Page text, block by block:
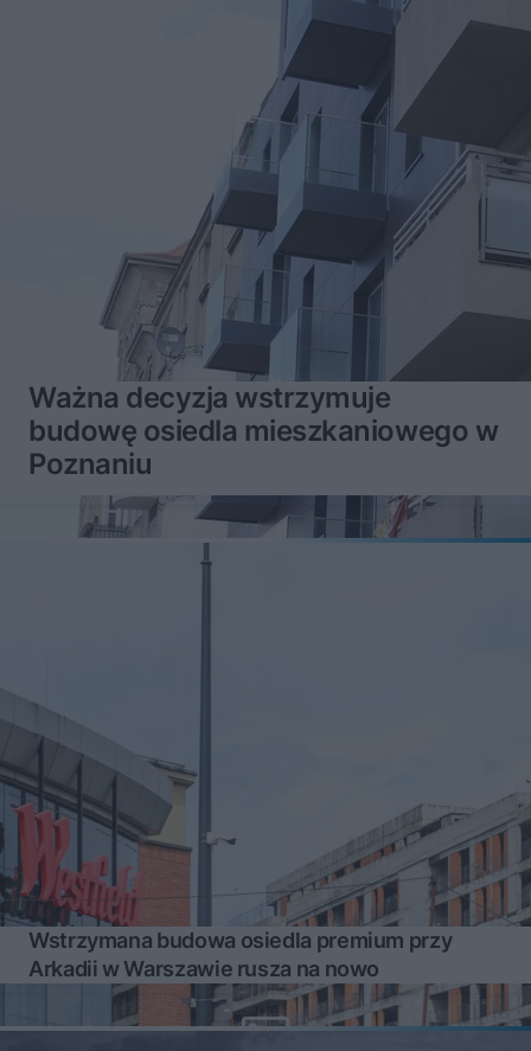
Ważna decyzja wstrzymuje
budowę osiedla mieszkaniowego w
Poznaniu
Wstrzymana budowa osiedla premium przy
Arkadii w Warszawie rusza na nowo